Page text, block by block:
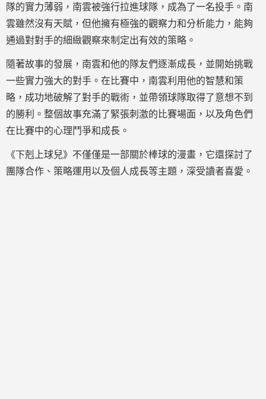
隊的實力薄弱，南雲被強行拉進球隊，成為了一名投手。南
雲雖然沒有天賦，但他擁有極強的觀察力和分析能力，能夠
通過對對手的細緻觀察來制定出有效的策略。
隨著故事的發展，南雲和他的隊友們逐漸成長，並開始挑戰
一些實力強大的對手。在比賽中，南雲利用他的智慧和策
略，成功地破解了對手的戰術，並帶領球隊取得了意想不到
的勝利。整個故事充滿了緊張刺激的比賽場面，以及角色們
在比賽中的心理鬥爭和成長。
《下剋上球兒》不僅僅是一部關於棒球的漫畫，它還探討了
團隊合作、策略運用以及個人成長等主題，深受讀者喜愛。